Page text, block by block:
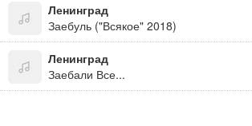
Ленинград
Заебуль ("Всякое" 2018)
Ленинград
Заебали Все...